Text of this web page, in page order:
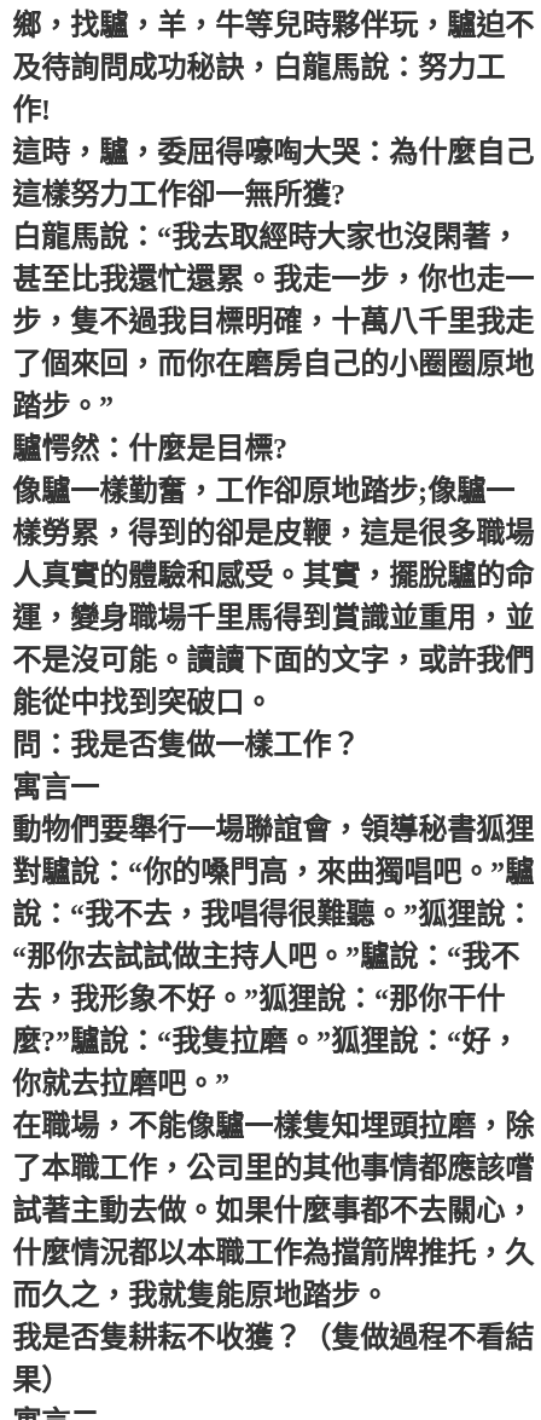
鄉，找驢，羊，牛等兒時夥伴玩，驢迫不
及待詢問成功秘訣，白龍馬說：努力工
作!
這時，驢，委屈得嚎啕大哭：為什麼自己
這樣努力工作卻一無所獲?
白龍馬說：“我去取經時大家也沒閑著，
甚至比我還忙還累。我走一步，你也走一
步，隻不過我目標明確，十萬八千里我走
了個來回，而你在磨房自己的小圈圈原地
踏步。”
驢愕然：什麼是目標?
像驢一樣勤奮，工作卻原地踏步;像驢一
樣勞累，得到的卻是皮鞭，這是很多職場
人真實的體驗和感受。其實，擺脫驢的命
運，變身職場千里馬得到賞識並重用，並
不是沒可能。讀讀下面的文字，或許我們
能從中找到突破口。
問：我是否隻做一樣工作？
寓言一
動物們要舉行一場聯誼會，領導秘書狐狸
對驢說：“你的嗓門高，來曲獨唱吧。”驢
說：“我不去，我唱得很難聽。”狐狸說：
“那你去試試做主持人吧。”驢說：“我不
去，我形象不好。”狐狸說：“那你干什
麼?”驢說：“我隻拉磨。”狐狸說：“好，
你就去拉磨吧。”
在職場，不能像驢一樣隻知埋頭拉磨，除
了本職工作，公司里的其他事情都應該嚐
試著主動去做。如果什麼事都不去關心，
什麼情況都以本職工作為擋箭牌推托，久
而久之，我就隻能原地踏步。
我是否隻耕耘不收獲？（隻做過程不看結
果）